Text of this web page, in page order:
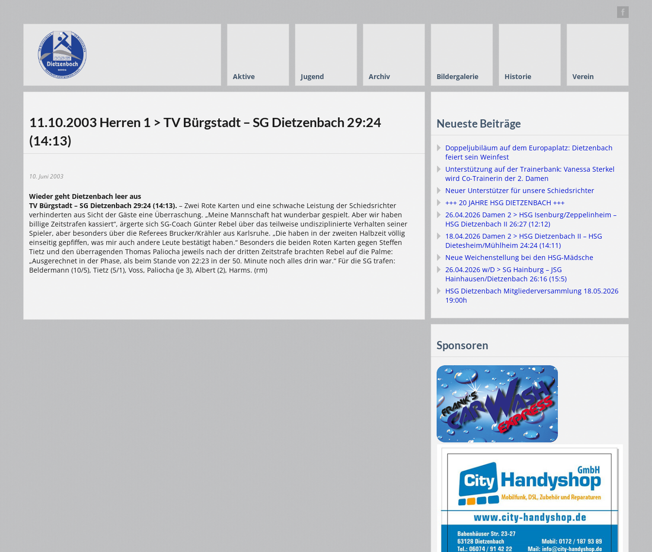
Aktive Jugend Archiv Bildergalerie Historie Verein
11.10.2003 Herren 1 > TV Bürgstadt – SG Dietzenbach 29:24
(14:13)
10. Juni 2003
Wieder geht Dietzenbach leer aus
TV Bürgstadt – SG Dietzenbach 29:24 (14:13). – Zwei Rote Karten und eine schwache Leistung der Schiedsrichter
verhinderten aus Sicht der Gäste eine Überraschung. „Meine Mannschaft hat wunderbar gespielt. Aber wir haben
billige Zeitstrafen kassiert“, ärgerte sich SG-Coach Günter Rebel über das teilweise undisziplinierte Verhalten seiner
Spieler, aber besonders über die Referees Brucker/Krähler aus Karlsruhe. „Die haben in der zweiten Halbzeit völlig
einseitig gepfiffen, was mir auch andere Leute bestätigt haben.“ Besonders die beiden Roten Karten gegen Steffen
Tietz und den überragenden Thomas Paliocha jeweils nach der dritten Zeitstrafe brachten Rebel auf die Palme:
„Ausgerechnet in der Phase, als beim Stande von 22:23 in der 50. Minute noch alles drin war.“ Für die SG trafen:
Beldermann (10/5), Tietz (5/1), Voss, Paliocha (je 3), Albert (2), Harms. (rm)
Neueste Beiträge
Doppeljubiläum auf dem Europaplatz: Dietzenbach
feiert sein Weinfest
Unterstützung auf der Trainerbank: Vanessa Sterkel
wird Co-Trainerin der 2. Damen
Neuer Unterstützer für unsere Schiedsrichter
+++ 20 JAHRE HSG DIETZENBACH +++
26.04.2026 Damen 2 > HSG Isenburg/Zeppelinheim –
HSG Dietzenbach II 26:27 (12:12)
18.04.2026 Damen 2 > HSG Dietzenbach II – HSG
Dietesheim/Mühlheim 24:24 (14:11)
Neue Weichenstellung bei den HSG-Mädsche
26.04.2026 w/D > SG Hainburg – JSG
Hainhausen/Dietzenbach 26:16 (15:5)
HSG Dietzenbach Mitgliederversammlung 18.05.2026
19:00h
Sponsoren